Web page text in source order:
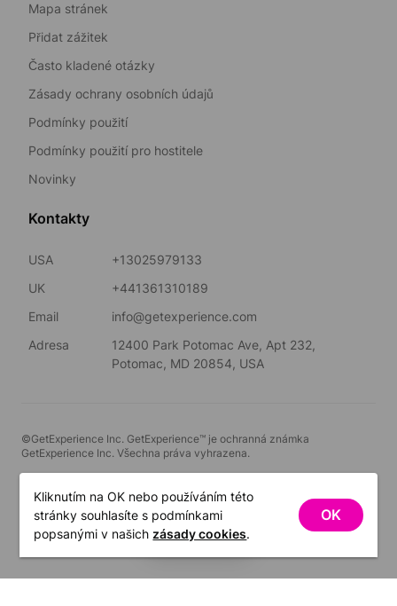
FILTRY
Mapa stránek
Přidat zážitek
Často kladené otázky
Zásady ochrany osobních údajů
Podmínky použití
Podmínky použití pro hostitele
Novinky
Kontakty
USA
+13025979133
UK
+441361310189
Email
info@getexperience.com
Adresa
12400 Park Potomac Ave, Apt 232,
Potomac, MD 20854, USA
©GetExperience Inc. GetExperience™ je ochranná známka
GetExperience Inc. Všechna práva vyhrazena.
Čeština
Kliknutím na OK nebo používáním této
stránky souhlasíte s podmínkami
popsanými v našich zásady cookies.
OK